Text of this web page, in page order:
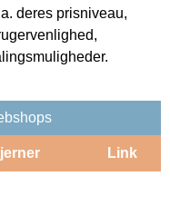
deres prisniveau,
Link